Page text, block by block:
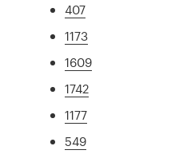
407
1173
1609
1742
1177
549